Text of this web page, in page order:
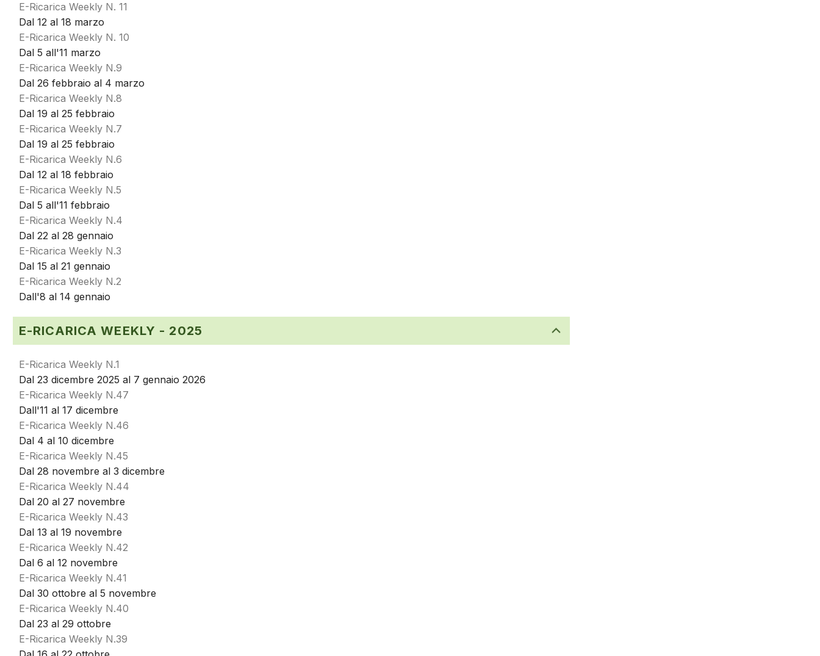
E-Ricarica Weekly N. 11
Dal 12 al 18 marzo
E-Ricarica Weekly N. 10
Dal 5 all'11 marzo
E-Ricarica Weekly N.9
Dal 26 febbraio al 4 marzo
E-Ricarica Weekly N.8
Dal 19 al 25 febbraio
E-Ricarica Weekly N.7
Dal 19 al 25 febbraio
E-Ricarica Weekly N.6
Dal 12 al 18 febbraio
E-Ricarica Weekly N.5
Dal 5 all'11 febbraio
E-Ricarica Weekly N.4
Dal 22 al 28 gennaio
E-Ricarica Weekly N.3
Dal 15 al 21 gennaio
E-Ricarica Weekly N.2
Dall'8 al 14 gennaio
E-RICARICA WEEKLY - 2025
E-Ricarica Weekly N.1
Dal 23 dicembre 2025 al 7 gennaio 2026
E-Ricarica Weekly N.47
Dall'11 al 17 dicembre
E-Ricarica Weekly N.46
Dal 4 al 10 dicembre
E-Ricarica Weekly N.45
Dal 28 novembre al 3 dicembre
E-Ricarica Weekly N.44
Dal 20 al 27 novembre
E-Ricarica Weekly N.43
Dal 13 al 19 novembre
E-Ricarica Weekly N.42
Dal 6 al 12 novembre
E-Ricarica Weekly N.41
Dal 30 ottobre al 5 novembre
E-Ricarica Weekly N.40
Dal 23 al 29 ottobre
E-Ricarica Weekly N.39